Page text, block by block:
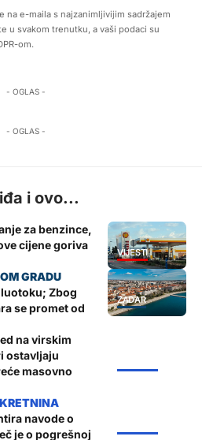
na e-maila s najzanimljivijim sadržajem
u svakom trenutku, a vaši podaci su
om.
- OGLAS -
- OGLAS -
i ovo...
VIJESTI
za benzince,
cijene goriva
ZADAR
Zbog
se promet od
na virskim
ostavljaju
masovno
navode o
je o pogrešnoj